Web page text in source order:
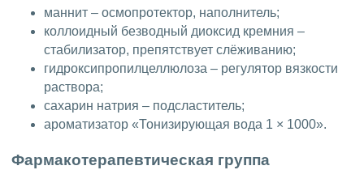
маннит – осмопротектор, наполнитель;
коллоидный безводный диоксид кремния –
стабилизатор, препятствует слёживанию;
гидроксипропилцеллюлоза – регулятор вязкости
раствора;
сахарин натрия – подсластитель;
ароматизатор «Тонизирующая вода 1 × 1000».
Фармакотерапевтическая группа